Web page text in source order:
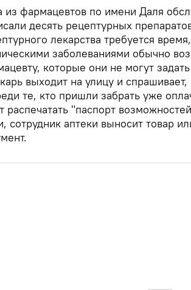
из фармацевтов по имени Даля
десять рецептурных
лекарства требуется
заболеваниями обычно
которые они не могут
выходит на улицу и
те, кто пришли забрать уже
распечатать "паспорт
сотрудник аптеки выносит товар